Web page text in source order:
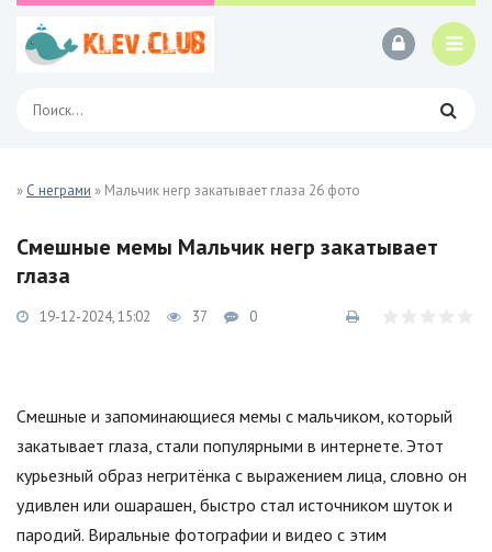
» С неграми » Мальчик негр закатывает глаза 26 фото
Смешные мемы Мальчик негр закатывает
глаза
19-12-2024, 15:02 37 0
Смешные и запоминающиеся мемы с мальчиком, который
закатывает глаза, стали популярными в интернете. Этот
курьезный образ негритёнка с выражением лица, словно он
удивлен или ошарашен, быстро стал источником шуток и
пародий. Виральные фотографии и видео с этим